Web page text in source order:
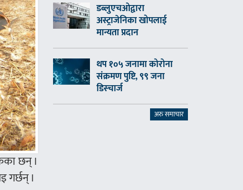
छन् ।
गर्छन् ।
डब्लुएचओद्वारा
अस्ट्राजेनिका खोपलाई
मान्यता प्रदान
थप १०५ जनामा कोरोना
संक्रमण पुष्टि, ९९ जना
डिस्चार्ज
अरु समाचार